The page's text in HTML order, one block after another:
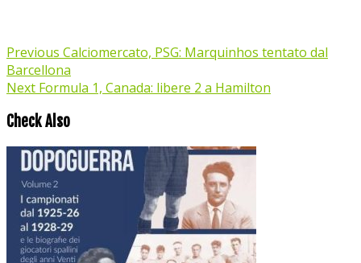
Previous Calciomercato, PSG: Marquinhos tentato dal
Barcellona
Next Formula 1, Canada: libere 2 a Hamilton
Check Also